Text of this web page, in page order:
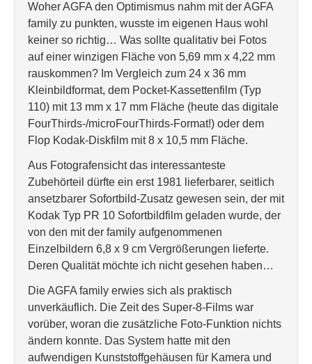
Woher AGFA den Optimismus nahm mit der AGFA
family zu punkten, wusste im eigenen Haus wohl
keiner so richtig… Was sollte qualitativ bei Fotos
auf einer winzigen Fläche von 5,69 mm x 4,22 mm
rauskommen? Im Vergleich zum 24 x 36 mm
Kleinbildformat, dem Pocket-Kassettenfilm (Typ
110) mit 13 mm x 17 mm Fläche (heute das digitale
FourThirds-/microFourThirds-Format!) oder dem
Flop Kodak-Diskfilm mit 8 x 10,5 mm Fläche.
Aus Fotografensicht das interessanteste
Zubehörteil dürfte ein erst 1981 lieferbarer, seitlich
ansetzbarer Sofortbild-Zusatz gewesen sein, der mit
Kodak Typ PR 10 Sofortbildfilm geladen wurde, der
von den mit der family aufgenommenen
Einzelbildern 6,8 x 9 cm Vergrößerungen lieferte.
Deren Qualität möchte ich nicht gesehen haben…
Die AGFA family erwies sich als praktisch
unverkäuflich. Die Zeit des Super-8-Films war
vorüber, woran die zusätzliche Foto-Funktion nichts
ändern konnte. Das System hatte mit den
aufwendigen Kunststoffgehäusen für Kamera und